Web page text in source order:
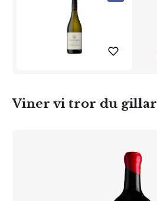
Viner vi tror du gillar